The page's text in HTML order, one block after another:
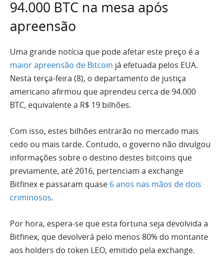
94.000 BTC na mesa após
apreensão
Uma grande notícia que pode afetar este preço é a
maior apreensão de Bitcoin já efetuada pelos EUA.
Nesta terça-feira (8), o departamento de justiça
americano afirmou que aprendeu cerca de 94.000
BTC, equivalente a R$ 19 bilhões.
Com isso, estes bilhões entrarão no mercado mais
cedo ou mais tarde. Contudo, o governo não divulgou
informações sobre o destino destes bitcoins que
previamente, até 2016, pertenciam a exchange
Bitfinex e passaram quase 6 anos nas mãos de dois
criminosos.
Por hora, espera-se que esta fortuna seja devolvida a
Bitfinex, que devolverá pelo menos 80% do montante
aos holders do token LEO, emitido pela exchange.